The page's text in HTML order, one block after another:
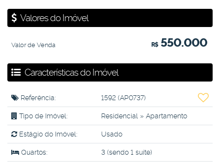
Valores do Imóvel
R$550.000
Valor de Venda
Características do Imóvel
Referência: 1592 (AP0737)
Tipo de Imóvel: Residencial » Apartamento
Estágio do Imóvel: Usado
Quartos: 3 (sendo 1 suíte)